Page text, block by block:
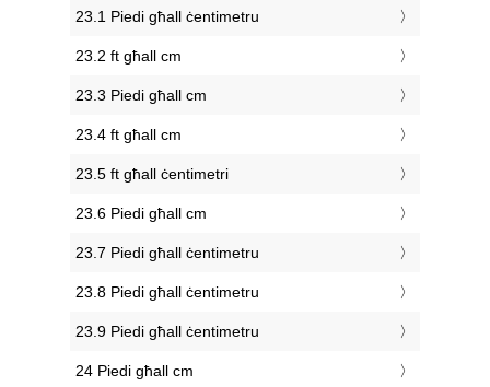
23.1 Piedi għall ċentimetru
23.2 ft għall cm
23.3 Piedi għall cm
23.4 ft għall cm
23.5 ft għall ċentimetri
23.6 Piedi għall cm
23.7 Piedi għall ċentimetru
23.8 Piedi għall ċentimetru
23.9 Piedi għall ċentimetru
24 Piedi għall cm